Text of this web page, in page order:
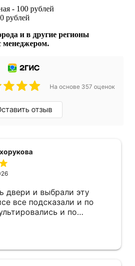
- 100 рублей
рублей
и в другие регионы
менеджером.
На основе 357 оценок
отзыв
двери и выбрали эту
и по
ответила на все
и аккуратно,
С утра до